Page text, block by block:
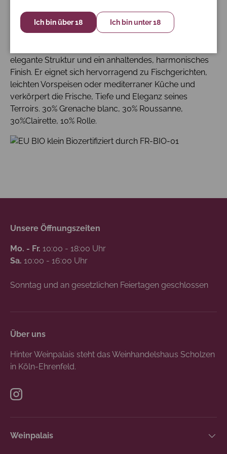
dezenten floralen Noten und einer angenehmen
Mineralität.
elegante Struktur und ein anhaltendes, harmonisches
Finish. Er eignet sich hervorragend zu Fischgerichten,
leichten Vorspeisen oder mediterraner Küche und
verkörpert die Frische, Tiefe und Eleganz seines
Terroirs. 30% Grenache blanc, 30% Roussanne,
30%Clairette, 10% Rolle.
Biozertifiziert durch FR-BIO-01
Ich bin über 18 Ich bin unter 18
Unsere Öffnungszeiten
Mo. - Fr. 10:00 - 18:00 Uhr
Sa. 10:00 - 16:00 Uhr
Sonntag und an gesetzlichen Feiertagen geschlossen
Über uns
Hinter Weinpalais steht das Weinhandelshaus Scholzen
in Köln-Ehrenfeld.
Instagram
Weinpalais